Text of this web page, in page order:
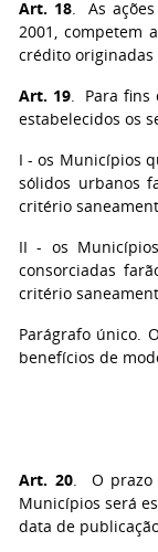
Art. 18. As ações
2001, competem
crédito
Art. 19. Para fins
estabelecidos os
I - os Municípios
sólidos urbanos
critério
II - os
consorciadas
critério
Parágrafo único.
benefícios de
Art. 20. O prazo
Municípios será
data de